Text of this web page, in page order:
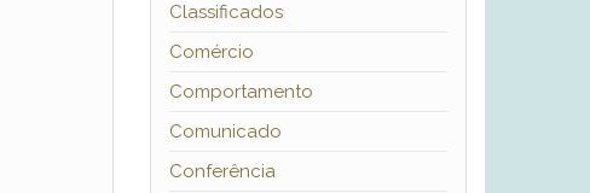
Classificados
Comércio
Comportamento
Comunicado
Conferência